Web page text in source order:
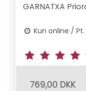
GARNATXA
Kun online /
769,00 DKK